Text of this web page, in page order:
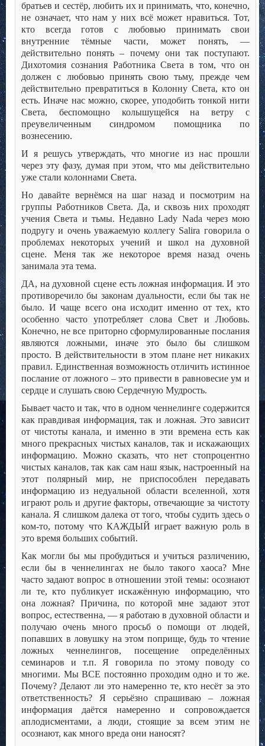
братьев и сестёр, любить их и принимать, что, конечно,
не означает, что нам у них всё может нравиться. Тот,
кто всегда готов с любовью принимать свои
внутренние тёмные части, может понять, —
действительно понять – почему они так поступают.
Дихотомия сознания Работника Света в том, что он
должен с любовью принять свою тьму, прежде чем
действительно превратиться в Колонну Света, кто он
есть. Иначе нас можно, скорее, уподобить тонкой нити
Света, беспомощно колышущейся на ветру с
преувеличенным синдромом помощника по
вознесению.
И я решусь утверждать, что многие из нас прошли
через эту фазу, думая при этом, что мы действительно
уже стали колоннами Света.
Но давайте вернёмся на шаг назад и посмотрим на
группы Работников Света. Да, и сквозь них проходят
учения Света и тьмы. Недавно Lady Nada через мою
подругу и очень уважаемую коллегу Salira говорила о
проблемах некоторых учений и школ на духовной
сцене. Меня так же некоторое время назад очень
занимала эта тема.
ДА, на духовной сцене есть ложная информация. И это
противоречило бы законам дуальности, если бы так не
было. И чаще всего она исходит именно от тех, кто
особенно часто употребляет слова Свет и Любовь.
Конечно, не все приторно сформулированные послания
являются ложными, иначе это было бы слишком
просто. В действительности в этом плане нет никаких
правил. Единственная возможность отличить истинное
послание от ложного – это привести в равновесие ум и
сердце и слушать свою Сердечную Мудрость.
Бывает часто и так, что в одном ченнелинге содержится
как правдивая информация, так и ложная. Это зависит
от чистоты канала, и именно в эти времена есть как
много прекрасных чистых каналов, так и искажающих
информацию. Можно сказать, что нет стопроцентно
чистых каналов, так как сам наш язык, настроенный на
этот полярный мир, не приспособлен передавать
информацию из недуальной области вселенной, хотя
играют роль и другие факторы, отвечающие за чистоту
канала. Я слишком далека от того, чтобы судить здесь о
ком-то, потому что КАЖДЫЙ играет важную роль в
это время больших событий.
Как могли бы мы пробудиться и учиться различению,
если бы в ченнелингах не было такого хаоса? Мне
часто задают вопрос в отношении этой темы: осознают
ли те, кто публикует искажённую информацию, что
она ложная? Причина, по которой мне задают этот
вопрос, естественна, — я работаю в духовной области и
получаю очень много просьб о помощи от людей,
попавших в ловушку на этом поприще, будь то чтение
ложных ченнелингов, посещение определённых
семинаров и т.п. Я говорила по этому поводу со
многими. Мы ВСЕ постоянно проходим одно и то же.
Почему? Делают ли это намеренно те, кто несёт за это
ответственность? Я серьёзно спрашиваю – ложная
информация даётся намеренно и сопровождается
аплодисментами, а люди, стоящие за всем этим не
осознают, как много вреда они наносят?